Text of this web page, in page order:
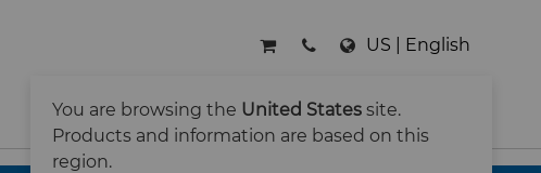
You are browsing the United States site.
Products and information are based on this
region.
US | English